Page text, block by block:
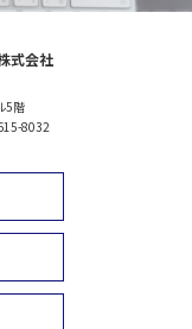
式会社
5階
8032